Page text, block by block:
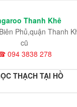
Thanh Khê
Phủ,quận Thanh
cũ
094 3838 278
THẠCH TẠI HỒ